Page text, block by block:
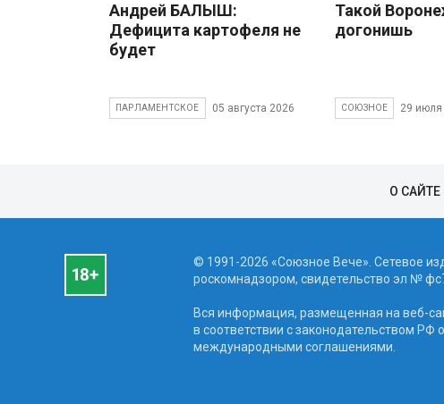
Андрей БАЛЫШ:
Дефицита картофеля не
будет
ПАРЛАМЕНТСКОЕ 05 августа 2026
Такой
догонишь
СОЮЗНОЕ 29 июля
О САЙТЕ
© 1991-2026 «Союзное Вече». Сетевое
роскомнадзором, свидетельство эл №
Вся информация, размещенная на веб-
в соответствии с законодательством РФ
международными соглашениями.